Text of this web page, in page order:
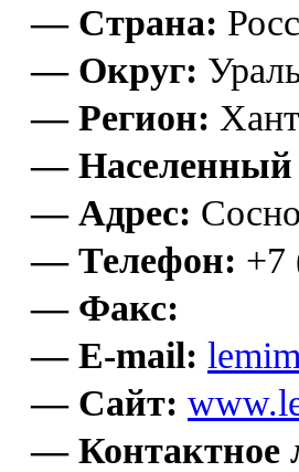
— Страна:
— Округ:
— Регион:
— Населенный
— Адрес:
— Телефон: +7
— Факс:
— E-mail:
— Сайт:
— Контактное